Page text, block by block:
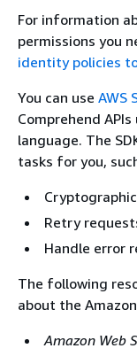
For information
permissions you
identity policies
You can use AWS
Comprehend
language. The
tasks for you,
Retry
Handle error
The following
about the
Amazon Web